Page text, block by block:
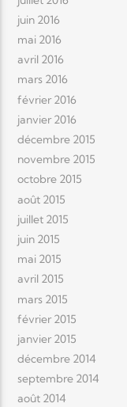
juin 2016
mai 2016
avril 2016
mars 2016
février 2016
janvier 2016
décembre 2015
novembre 2015
octobre 2015
août 2015
juillet 2015
juin 2015
mai 2015
avril 2015
mars 2015
février 2015
janvier 2015
décembre 2014
septembre 2014
août 2014